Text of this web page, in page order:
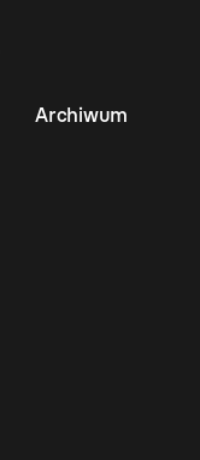
Archiwum